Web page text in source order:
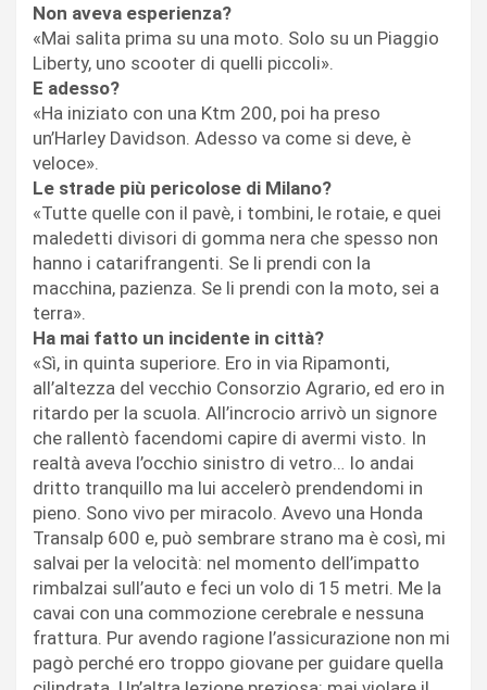
Non aveva esperienza?
«Mai salita prima su una moto. Solo su un Piaggio
Liberty, uno scooter di quelli piccoli».
E adesso?
«Ha iniziato con una Ktm 200, poi ha preso
un’Harley Davidson. Adesso va come si deve, è
veloce».
Le strade più pericolose di Milano?
«Tutte quelle con il pavè, i tombini, le rotaie, e quei
maledetti divisori di gomma nera che spesso non
hanno i catarifrangenti. Se li prendi con la
macchina, pazienza. Se li prendi con la moto, sei a
terra».
Ha mai fatto un incidente in città?
«Sì, in quinta superiore. Ero in via Ripamonti,
all’altezza del vecchio Consorzio Agrario, ed ero in
ritardo per la scuola. All’incrocio arrivò un signore
che rallentò facendomi capire di avermi visto. In
realtà aveva l’occhio sinistro di vetro… Io andai
dritto tranquillo ma lui accelerò prendendomi in
pieno. Sono vivo per miracolo. Avevo una Honda
Transalp 600 e, può sembrare strano ma è così, mi
salvai per la velocità: nel momento dell’impatto
rimbalzai sull’auto e feci un volo di 15 metri. Me la
cavai con una commozione cerebrale e nessuna
frattura. Pur avendo ragione l’assicurazione non mi
pagò perché ero troppo giovane per guidare quella